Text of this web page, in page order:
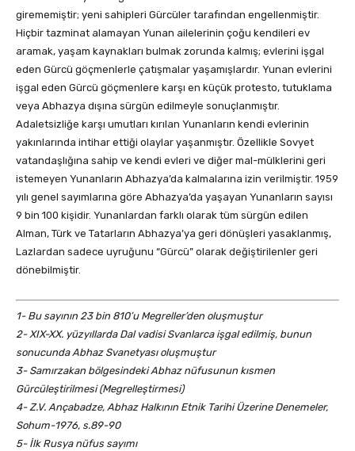
girememiştir; yeni sahipleri Gürcüler tarafından engellenmiştir.
Hiçbir tazminat alamayan Yunan ailelerinin çoğu kendileri ev
aramak, yaşam kaynakları bulmak zorunda kalmış; evlerini işgal
eden Gürcü göçmenlerle çatışmalar yaşamışlardır. Yunan evlerini
işgal eden Gürcü göçmenlere karşı en küçük protesto, tutuklama
veya Abhazya dışına sürgün edilmeyle sonuçlanmıştır.
Adaletsizliğe karşı umutları kırılan Yunanların kendi evlerinin
yakınlarında intihar ettiği olaylar yaşanmıştır. Özellikle Sovyet
vatandaşlığına sahip ve kendi evleri ve diğer mal-mülklerini geri
istemeyen Yunanların Abhazya’da kalmalarına izin verilmiştir. 1959
yılı genel sayımlarına göre Abhazya’da yaşayan Yunanların sayısı
9 bin 100 kişidir. Yunanlardan farklı olarak tüm sürgün edilen
Alman, Türk ve Tatarların Abhazya’ya geri dönüşleri yasaklanmış,
Lazlardan sadece uyruğunu “Gürcü” olarak değiştirilenler geri
dönebilmiştir.
1- Bu sayının 23 bin 810’u Megreller’den oluşmuştur
2- XIX-XX. yüzyıllarda Dal vadisi Svanlarca işgal edilmiş, bunun
sonucunda Abhaz Svanetyası oluşmuştur
3- Samırzakan bölgesindeki Abhaz nüfusunun kısmen
Gürcüleştirilmesi (Megrelleştirmesi)
4- Z.V. Ançabadze, Abhaz Halkının Etnik Tarihi Üzerine Denemeler,
Sohum-1976, s.89-90
5- İlk Rusya nüfus sayımı